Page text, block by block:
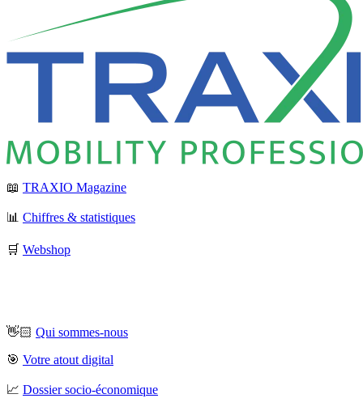
📖 TRAXIO Magazine
📊 Chiffres & statistiques
🛒 Webshop
👋🏻 Qui sommes-nous
🎯 Votre atout digital
📈 Dossier socio-économique